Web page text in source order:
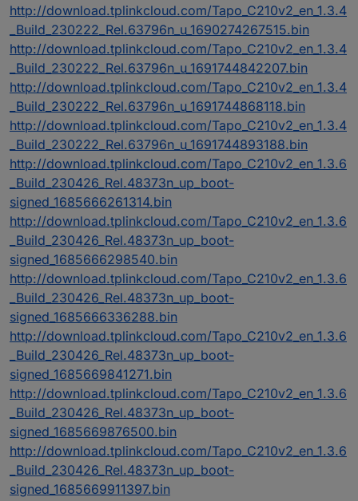
http://download.tplinkcloud.com/Tapo_C210v2_en_1.3.4
_Build_230222_Rel.63796n_u_1690274267515.bin
http://download.tplinkcloud.com/Tapo_C210v2_en_1.3.4
_Build_230222_Rel.63796n_u_1691744842207.bin
http://download.tplinkcloud.com/Tapo_C210v2_en_1.3.4
_Build_230222_Rel.63796n_u_1691744868118.bin
http://download.tplinkcloud.com/Tapo_C210v2_en_1.3.4
_Build_230222_Rel.63796n_u_1691744893188.bin
http://download.tplinkcloud.com/Tapo_C210v2_en_1.3.6
_Build_230426_Rel.48373n_up_boot-
signed_1685666261314.bin
http://download.tplinkcloud.com/Tapo_C210v2_en_1.3.6
_Build_230426_Rel.48373n_up_boot-
signed_1685666298540.bin
http://download.tplinkcloud.com/Tapo_C210v2_en_1.3.6
_Build_230426_Rel.48373n_up_boot-
signed_1685666336288.bin
http://download.tplinkcloud.com/Tapo_C210v2_en_1.3.6
_Build_230426_Rel.48373n_up_boot-
signed_1685669841271.bin
http://download.tplinkcloud.com/Tapo_C210v2_en_1.3.6
_Build_230426_Rel.48373n_up_boot-
signed_1685669876500.bin
http://download.tplinkcloud.com/Tapo_C210v2_en_1.3.6
_Build_230426_Rel.48373n_up_boot-
signed_1685669911397.bin